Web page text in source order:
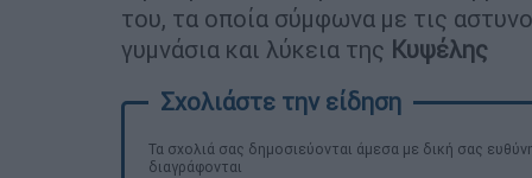
του, τα οποία σύμφωνα με τις
γυμνάσια και λύκεια της Κυψέλης
Τα σχολιά σας δημοσιεύονται άμεσα με δική σας
διαγράφονται